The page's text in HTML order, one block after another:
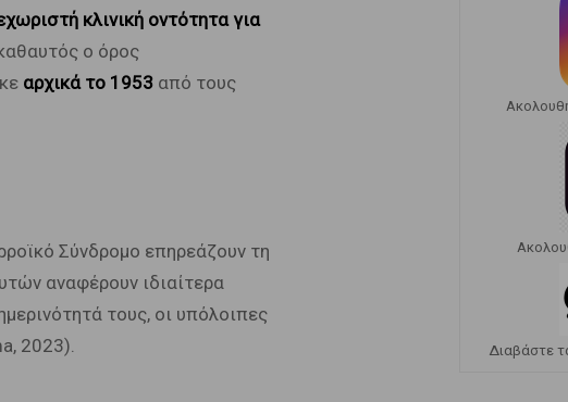
κλινική οντότητα για
ο όρος
αρχικά το 1953από τους
Σύνδρομο επηρεάζουν τη
αναφέρουν ιδιαίτερα
τους, οι υπόλοιπες
2023).
Διαβάστε